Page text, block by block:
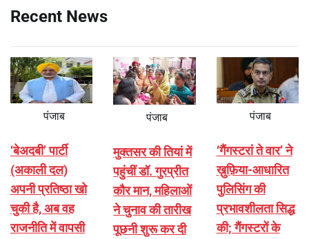
Recent News
पंजाब
‘बेअदबी’ पार्टी
(अकाली दल)
अपनी प्रतिष्ठा खो
चुकी है, अब वह
राजनीति में वापसी
पंजाब
मुक्तसर की तियां में
पहुंचीं डॉ. गुरप्रीत
कौर मान, महिलाओं
ने चुनाव की तारीख
पूछनी शुरू कर दी
पंजाब
‘गैंगस्टरां ते वार’ ने
ख़ुफ़िया-आधारित
पुलिसिंग की
प्रभावशीलता सिद्ध
की; गैंगस्टरों के